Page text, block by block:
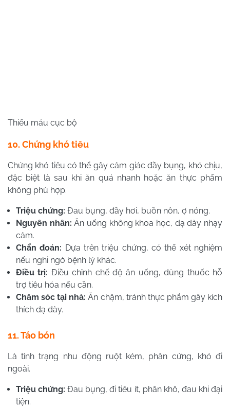
Thiếu máu cục bộ
10. Chứng khó tiêu
Chứng khó tiêu có thể gây cảm giác đầy bụng, khó chịu,
đặc biệt là sau khi ăn quá nhanh hoặc ăn thực phẩm
không phù hợp.
Triệu chứng: Đau bụng, đầy hơi, buồn nôn, ợ nóng.
Nguyên nhân: Ăn uống không khoa học, dạ dày nhạy
cảm.
Chẩn đoán: Dựa trên triệu chứng, có thể xét nghiệm
nếu nghi ngờ bệnh lý khác.
Điều trị: Điều chỉnh chế độ ăn uống, dùng thuốc hỗ
trợ tiêu hóa nếu cần.
Chăm sóc tại nhà: Ăn chậm, tránh thực phẩm gây kích
thích dạ dày.
11. Táo bón
Là tình trạng nhu động ruột kém, phân cứng, khó đi
ngoài.
Triệu chứng: Đau bụng, đi tiêu ít, phân khô, đau khi đại
tiện.